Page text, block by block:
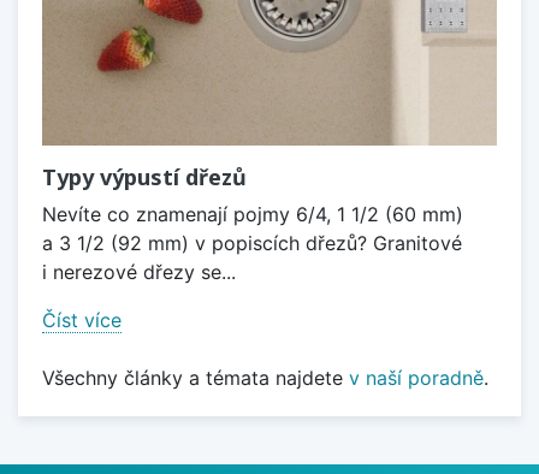
Typy výpustí dřezů
Nevíte co znamenají pojmy 6/4, 1 1/2 (60 mm)
a 3 1/2 (92 mm) v popiscích dřezů? Granitové
i nerezové dřezy se...
Číst více
Všechny články a témata najdete v naší poradně.